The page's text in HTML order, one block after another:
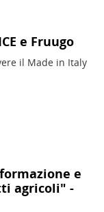
e Fruugo
il Made in Italy
e
agricoli" -